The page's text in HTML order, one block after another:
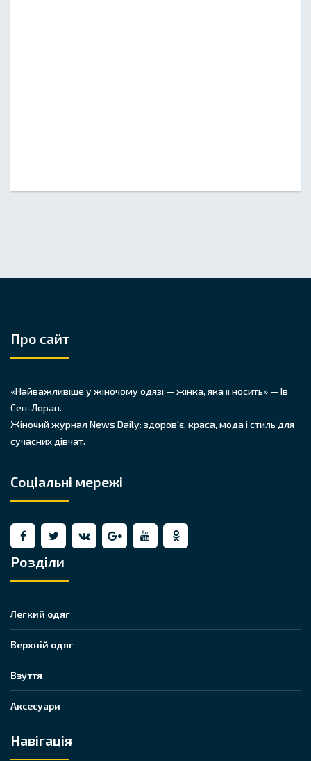
Про сайт
«Найважливіше у жіночому одязі — жінка, яка її носить» — Ів
Сен-Лоран.
Жіночий журнал News Daily: здоров'є, краса, мода і стиль для
сучасних дівчат.
Соціальні мережі
Розділи
Легкий одяг
Верхній одяг
Взуття
Аксесуари
Навігація